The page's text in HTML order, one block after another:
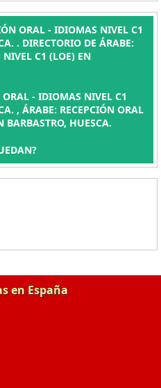
ORAL - IDIOMAS NIVEL C1
. DIRECTORIO DE ÁRABE:
C1 (LOE) EN
- IDIOMAS NIVEL C1
, ÁRABE: RECEPCIÓN ORAL
HUESCA.
en España